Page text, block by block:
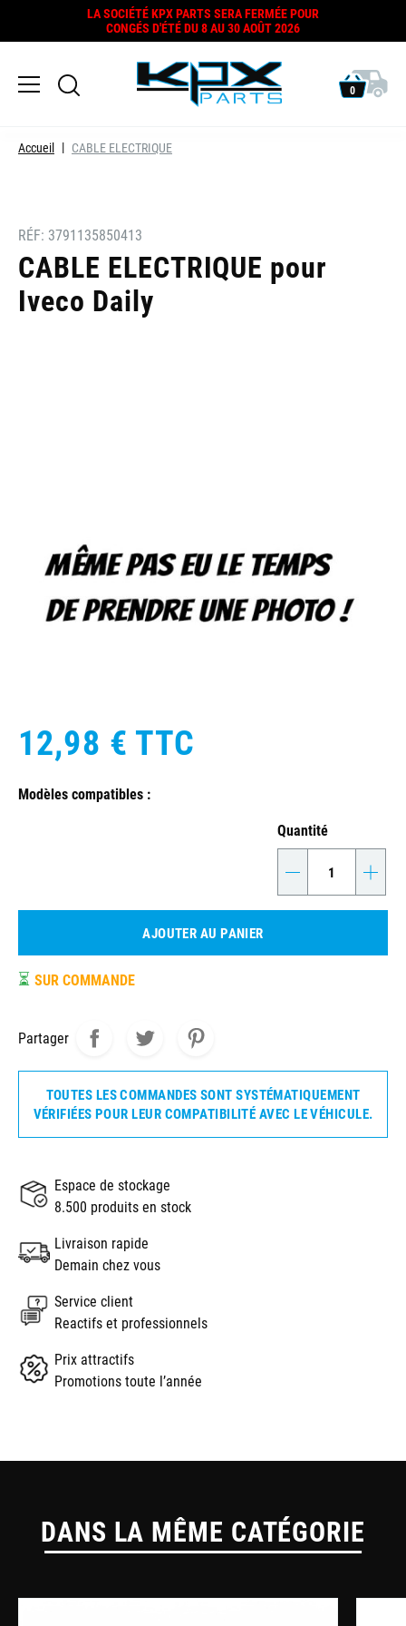
LA SOCIÉTÉ KPX PARTS SERA FERMÉE POUR
CONGÉS D'ÉTÉ DU 8 AU 30 AOÛT 2026
0
Accueil CABLE ELECTRIQUE
RÉF: 3791135850413
CABLE ELECTRIQUE pour
Iveco Daily
12,98 € TTC
Modèles compatibles :
Quantité
- +
AJOUTER AU PANIER
⏳ SUR COMMANDE
Partager
TOUTES LES COMMANDES SONT SYSTÉMATIQUEMENT
VÉRIFIÉES POUR LEUR COMPATIBILITÉ AVEC LE VÉHICULE.
Espace de stockage
8.500 produits en stock
Livraison rapide
Demain chez vous
Service client
Reactifs et professionnels
Prix attractifs
Promotions toute l’année
DANS LA MÊME CATÉGORIE